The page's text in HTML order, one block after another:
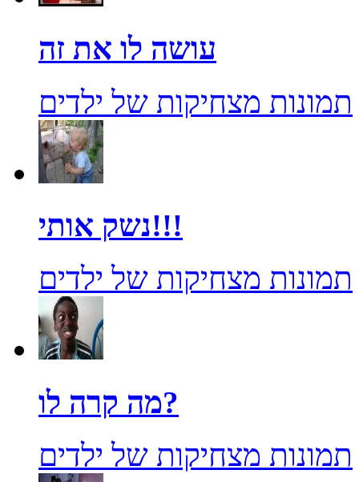
עושה לו את זה
תמונות מצחיקות של ילדים
נשק אותי!!!
תמונות מצחיקות של ילדים
מה קרה לו?
תמונות מצחיקות של ילדים